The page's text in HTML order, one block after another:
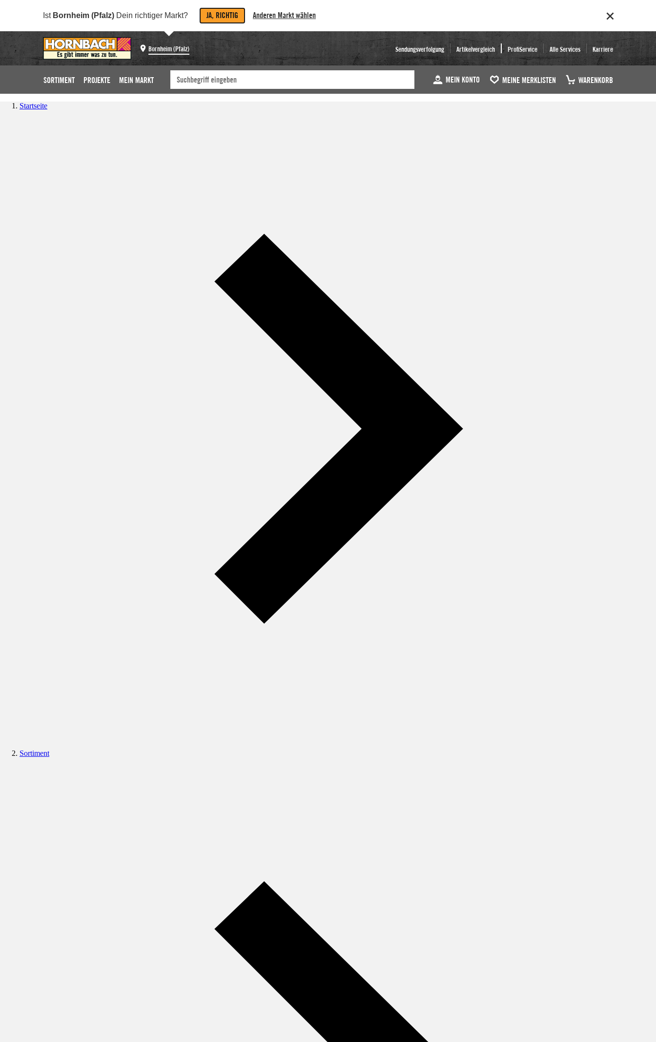
Ist Bornheim (Pfalz) Dein richtiger Markt? JA, RICHTIG Anderen Markt wählen
Bornheim (Pfalz) Sendungsverfolgung Artikelvergleich ProfiService Alle Services Karriere
SORTIMENT PROJEKTE MEIN MARKT MEIN KONTO MEINE MERKLISTEN WARENKORB
Startseite
Sortiment